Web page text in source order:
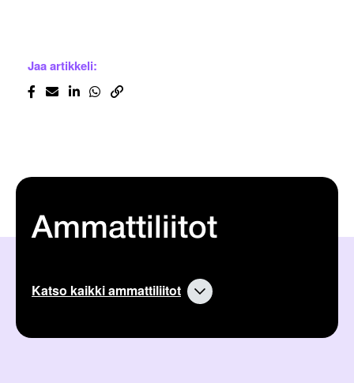
Jaa artikkeli:
Ammattiliitot
Katso kaikki ammattiliitot